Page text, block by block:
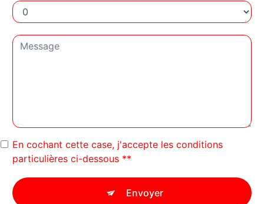
En cochant cette case, j'accepte les conditions
particulières ci-dessous **
Envoyer